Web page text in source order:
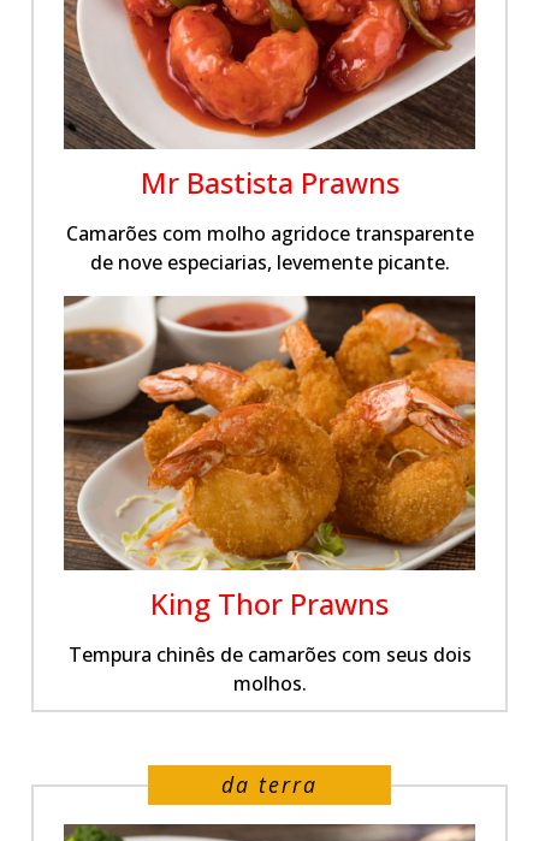
Mr Bastista Prawns
Camarões com molho agridoce transparente
de nove especiarias, levemente picante.
King Thor Prawns
Tempura chinês de camarões com seus dois
molhos.
da terra